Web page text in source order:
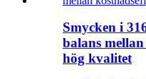
Smycken i
balans
hög kvalitet